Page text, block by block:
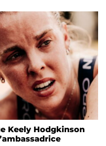
Keely Hodgkinson